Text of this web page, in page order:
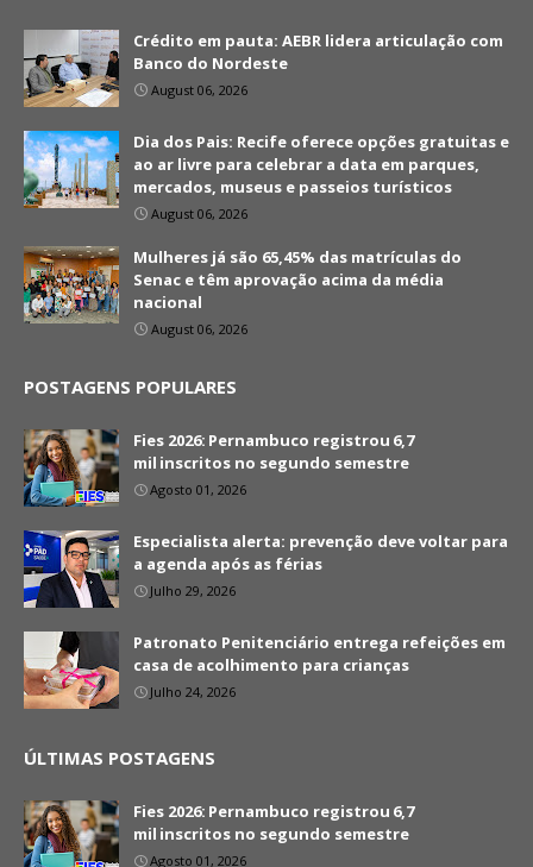
Crédito em pauta: AEBR lidera articulação com
Banco do Nordeste
August 06, 2026
Dia dos Pais: Recife oferece opções gratuitas e
ao ar livre para celebrar a data em parques,
mercados, museus e passeios turísticos
August 06, 2026
Mulheres já são 65,45% das matrículas do
Senac e têm aprovação acima da média
nacional
August 06, 2026
POSTAGENS POPULARES
Fies 2026: Pernambuco registrou 6,7
mil inscritos no segundo semestre
Agosto 01, 2026
Especialista alerta: prevenção deve voltar para
a agenda após as férias
Julho 29, 2026
Patronato Penitenciário entrega refeições em
casa de acolhimento para crianças
Julho 24, 2026
ÚLTIMAS POSTAGENS
Fies 2026: Pernambuco registrou 6,7
mil inscritos no segundo semestre
Agosto 01, 2026